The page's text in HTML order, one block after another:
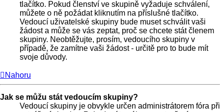
tlačítko. Pokud členství ve skupině vyžaduje schválení,
můžete o ně požádat kliknutím na příslušné tlačítko.
Vedoucí uživatelské skupiny bude muset schválit vaši
žádost a může se vás zeptat, proč se chcete stát členem
skupiny. Neobtěžujte, prosím, vedoucího skupiny v
případě, že zamítne vaši žádost - určitě pro to bude mít
svoje důvody.
Nahoru
Jak se můžu stát vedoucím skupiny?
Vedoucí skupiny je obvykle určen administrátorem fóra při